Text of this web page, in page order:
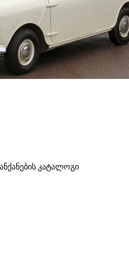
კატალოგი